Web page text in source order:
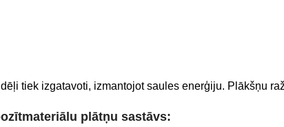
tiek izgatavoti, izmantojot saules enerģiju. Plākšņu
plātņu sastāvs: